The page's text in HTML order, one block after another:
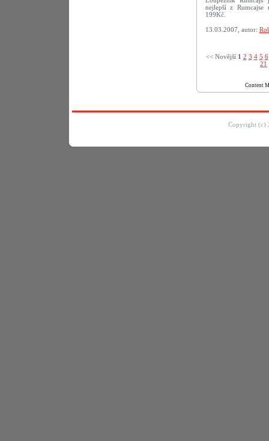
nejlepší z
199Kč.
13.03.2007, autor:
<< Novější­ 1 2 3 4 5 6
21
Content
Copyright (c)